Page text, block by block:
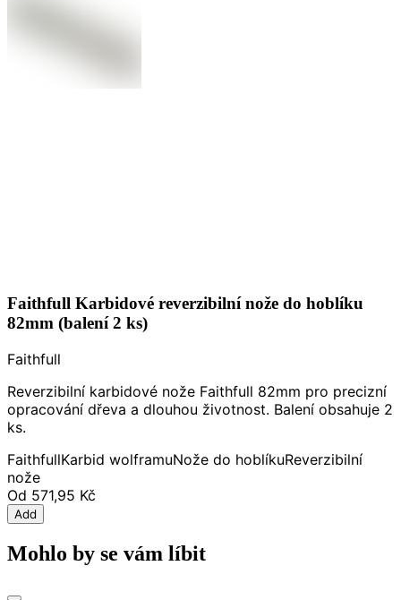
Faithfull Karbidové reverzibilní nože do hoblíku
82mm (balení 2 ks)
Faithfull
Reverzibilní karbidové nože Faithfull 82mm pro precizní
opracování dřeva a dlouhou životnost. Balení obsahuje 2
ks.
FaithfullKarbid wolframuNože do hoblíkuReverzibilní
nože
Od 571,95 Kč
Add
Mohlo by se vám líbit